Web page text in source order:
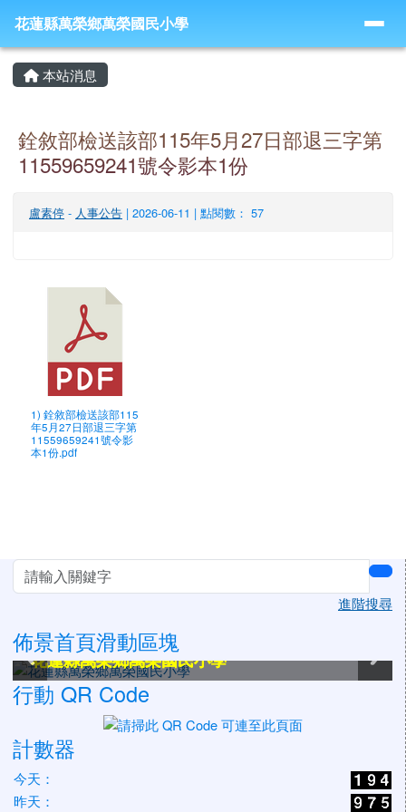
花蓮縣萬榮鄉萬榮國民小學
導覽列
花蓮縣萬榮鄉萬榮國民小學
主內容區域
本站消息
銓敘部檢送該部115年5月27日部退三字第
11559659241號令影本1份
盧素停 - 人事公告 | 2026-06-11 | 點閱數： 57
1) 銓敘部檢送該部115
年5月27日部退三字第
11559659241號令影
本1份.pdf
左邊區域內容
進階搜尋
佈景首頁滑動區塊
花蓮縣萬榮鄉萬榮國民小學
花蓮縣萬榮鄉萬榮國民小學
花蓮縣萬榮鄉萬榮國民小學
花蓮縣萬榮鄉萬榮國民小學
花蓮縣萬榮鄉萬榮國民小學
花蓮縣萬榮鄉萬榮國民小學
行動 QR Code
計數器
今天：
昨天：
頁尾區域